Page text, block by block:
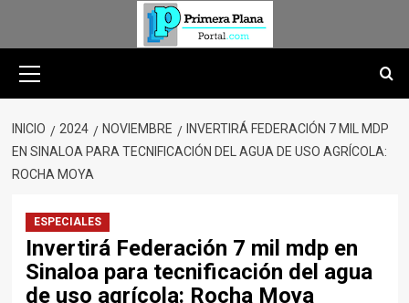
primario
INICIO 2024 NOVIEMBRE
INVERTIRÁ FEDERACIÓN 7 MIL MDP
EN SINALOA PARA TECNIFICACIÓN DEL AGUA DE USO AGRÍCOLA:
ROCHA MOYA
ESPECIALES
Invertirá Federación 7 mil mdp en
Sinaloa para tecnificación del agua
de uso agrícola: Rocha Moya